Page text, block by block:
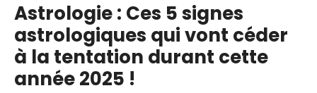
Astrologie : Ces 5 signes
astrologiques qui vont céder
à la tentation durant cette
année 2025 !